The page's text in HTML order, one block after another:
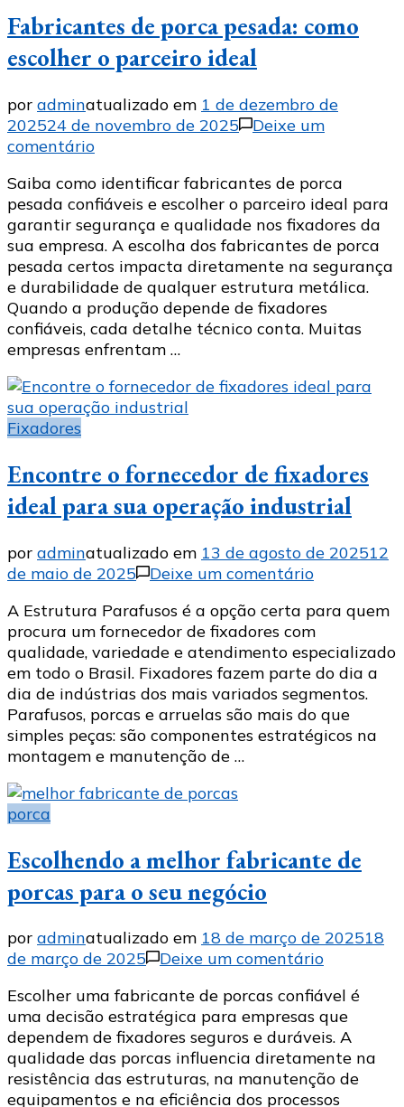
Fabricantes de porca pesada: como
escolher o parceiro ideal
por adminatualizado em 1 de dezembro de
202524 de novembro de 2025
Deixe um
comentárioem
de
porca
pesada:
como
escolher
o
parceiro
ideal
Saiba como identificar fabricantes de porca
pesada confiáveis e escolher o parceiro ideal para
garantir segurança e qualidade nos fixadores da
sua empresa. A escolha dos fabricantes de porca
pesada certos impacta diretamente na segurança
e durabilidade de qualquer estrutura metálica.
Quando a produção depende de fixadores
confiáveis, cada detalhe técnico conta. Muitas
empresas enfrentam …
Fixadores
Encontre o fornecedor de fixadores
ideal para sua operação industrial
por adminatualizado em 13 de agosto de 202512
de maio de 2025
Deixe um comentárioem
o
fornecedor
de
fixadores
ideal
para
sua
A Estrutura Parafusos é a opção certa para quem
procura um fornecedor de fixadores com
qualidade, variedade e atendimento especializado
em todo o Brasil. Fixadores fazem parte do dia a
dia de indústrias dos mais variados segmentos.
Parafusos, porcas e arruelas são mais do que
simples peças: são componentes estratégicos na
montagem e manutenção de …
porca
Escolhendo a melhor fabricante de
porcas para o seu negócio
por adminatualizado em 18 de março de 202518
de março de 2025
Deixe um comentárioem
a
melhor
fabricante
de
porcas
Escolher uma fabricante de porcas confiável é
uma decisão estratégica para empresas que
dependem de fixadores seguros e duráveis. A
qualidade das porcas influencia diretamente na
resistência das estruturas, na manutenção de
equipamentos e na eficiência dos processos